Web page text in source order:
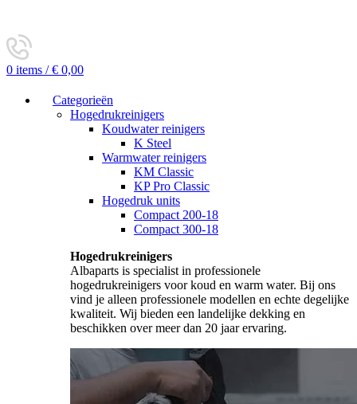
0 items / € 0,00
Categorieën
Hogedrukreinigers
Koudwater reinigers
K Steel
Warmwater reinigers
KM Classic
KP Pro Classic
Hogedruk units
Compact 200-18
Compact 300-18
Hogedrukreinigers
Albaparts is specialist in professionele
hogedrukreinigers voor koud en warm water. Bij ons
vind je alleen professionele modellen en echte degelijke
kwaliteit. Wij bieden een landelijke dekking en
beschikken over meer dan 20 jaar ervaring.